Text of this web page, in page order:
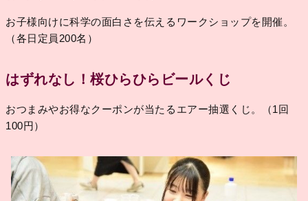
お子様向けに科学の面白さを伝えるワークショップを開催。
（各日定員200名）
はずれなし！桜ひらひらビールくじ
おつまみやお得なクーポンが当たるエアー抽選くじ。（1回
100円）